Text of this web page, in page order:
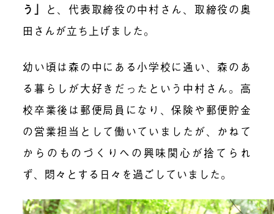
う」 と、代表取締役の中村さん、取締役の奥
田さんが立ち上げました。
幼い頃は森の中にある小学校に通い、森のあ
る暮らしが大好きだったという中村さん。高
校卒業後は郵便局員になり、保険や郵便貯金
の営業担当として働いていましたが、かねて
からのものづくりへの興味関心が捨てられ
ず、悶々とする日々を過ごしていました。